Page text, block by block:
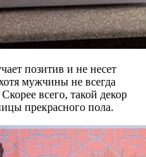
позитив и не несет
мужчины не всегда
всего, такой декор
прекрасного пола.